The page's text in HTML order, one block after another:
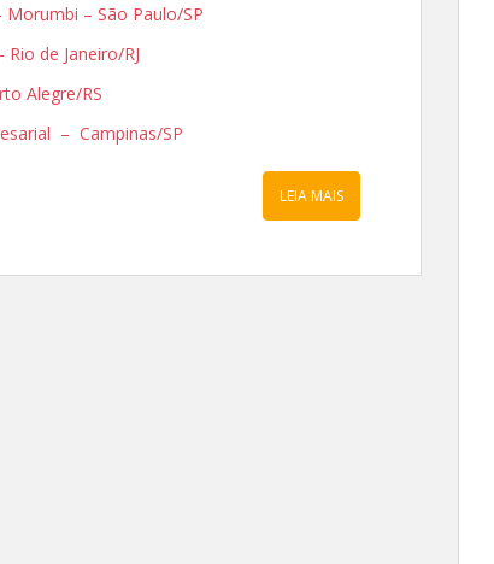
Morumbi – São Paulo/SP
de Janeiro/RJ
Alegre/RS
– Campinas/SP
LEIA MAIS